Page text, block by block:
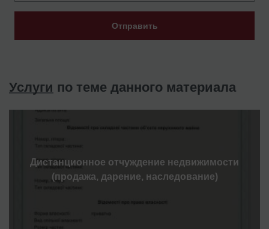
Отправить
Услуги по теме данного материала
Дистанционное отчуждение недвижимости
(продажа, дарение, наследование)